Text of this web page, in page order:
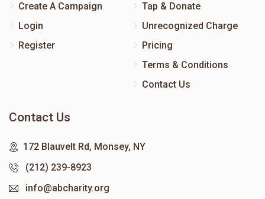
Create A Campaign
Login
Register
Tap & Donate
Unrecognized Charge
Pricing
Terms & Conditions
Contact Us
Contact Us
172 Blauvelt Rd, Monsey, NY
(212) 239-8923
info@abcharity.org